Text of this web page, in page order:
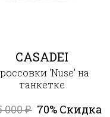
CASADEI
'Nuse' на
танкетке
000₽ 70% Скидка